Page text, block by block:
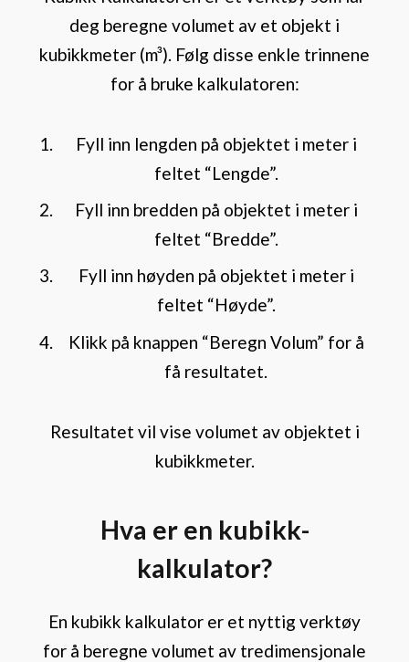
deg beregne volumet av et objekt i
kubikkmeter (m³). Følg disse enkle trinnene
for å bruke kalkulatoren:
Fyll inn lengden på objektet i meter i
feltet “Lengde”.
Fyll inn bredden på objektet i meter i
feltet “Bredde”.
Fyll inn høyden på objektet i meter i
feltet “Høyde”.
Klikk på knappen “Beregn Volum” for å
få resultatet.
Resultatet vil vise volumet av objektet i
kubikkmeter.
Hva er en kubikk-
kalkulator?
En kubikk kalkulator er et nyttig verktøy
for å beregne volumet av tredimensjonale